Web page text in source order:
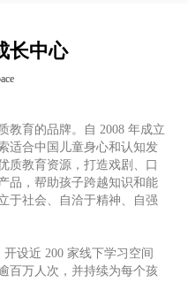
长中心
教育的品牌。自 2008 年成立
适合中国儿童身心和认知发
质教育资源，打造戏剧、口
品，帮助孩子跨越知识和能
于社会、自洽于精神、自强
设近 200 家线下学习空间
万人次，并持续为每个孩